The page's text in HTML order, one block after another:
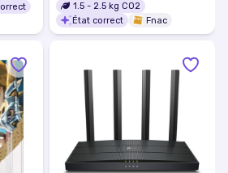
1.5 - 2.5 kg CO2
État correct
Fnac